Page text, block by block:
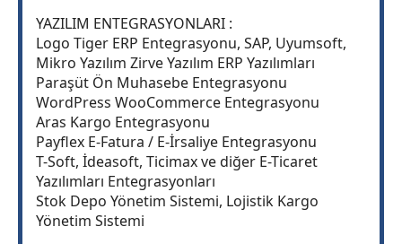
YAZILIM ENTEGRASYONLARI :
Logo Tiger ERP Entegrasyonu, SAP, Uyumsoft,
Mikro Yazılım Zirve Yazılım ERP Yazılımları
Paraşüt Ön Muhasebe Entegrasyonu
WordPress WooCommerce Entegrasyonu
Aras Kargo Entegrasyonu
Payflex E-Fatura / E-İrsaliye Entegrasyonu
T-Soft, İdeasoft, Ticimax ve diğer E-Ticaret
Yazılımları Entegrasyonları
Stok Depo Yönetim Sistemi, Lojistik Kargo
Yönetim Sistemi